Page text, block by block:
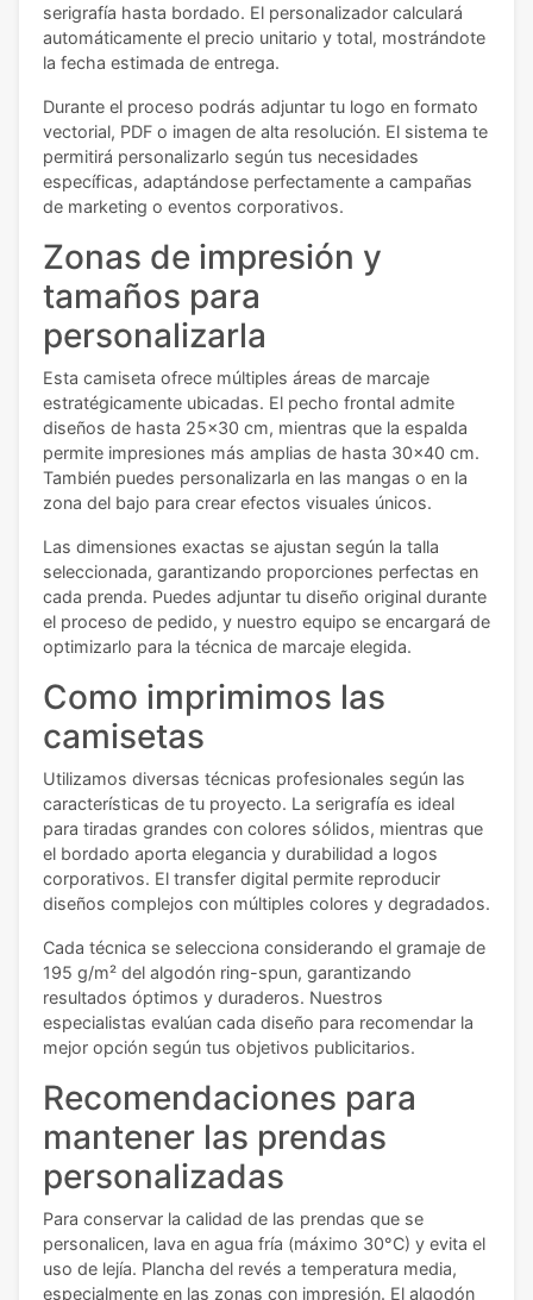
serigrafía hasta bordado. El personalizador calculará
automáticamente el precio unitario y total, mostrándote
la fecha estimada de entrega.
Durante el proceso podrás adjuntar tu logo en formato
vectorial, PDF o imagen de alta resolución. El sistema te
permitirá personalizarlo según tus necesidades
específicas, adaptándose perfectamente a campañas
de marketing o eventos corporativos.
Zonas de impresión y
tamaños para
personalizarla
Esta camiseta ofrece múltiples áreas de marcaje
estratégicamente ubicadas. El pecho frontal admite
diseños de hasta 25x30 cm, mientras que la espalda
permite impresiones más amplias de hasta 30x40 cm.
También puedes personalizarla en las mangas o en la
zona del bajo para crear efectos visuales únicos.
Las dimensiones exactas se ajustan según la talla
seleccionada, garantizando proporciones perfectas en
cada prenda. Puedes adjuntar tu diseño original durante
el proceso de pedido, y nuestro equipo se encargará de
optimizarlo para la técnica de marcaje elegida.
Como imprimimos las
camisetas
Utilizamos diversas técnicas profesionales según las
características de tu proyecto. La serigrafía es ideal
para tiradas grandes con colores sólidos, mientras que
el bordado aporta elegancia y durabilidad a logos
corporativos. El transfer digital permite reproducir
diseños complejos con múltiples colores y degradados.
Cada técnica se selecciona considerando el gramaje de
195 g/m² del algodón ring-spun, garantizando
resultados óptimos y duraderos. Nuestros
especialistas evalúan cada diseño para recomendar la
mejor opción según tus objetivos publicitarios.
Recomendaciones para
mantener las prendas
personalizadas
Para conservar la calidad de las prendas que se
personalicen, lava en agua fría (máximo 30°C) y evita el
uso de lejía. Plancha del revés a temperatura media,
especialmente en las zonas con impresión. El algodón